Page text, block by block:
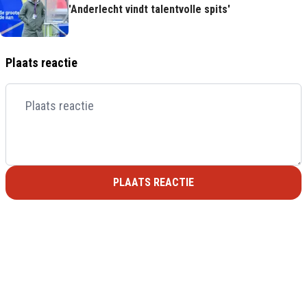
'Anderlecht vindt talentvolle spits'
Plaats reactie
PLAATS REACTIE